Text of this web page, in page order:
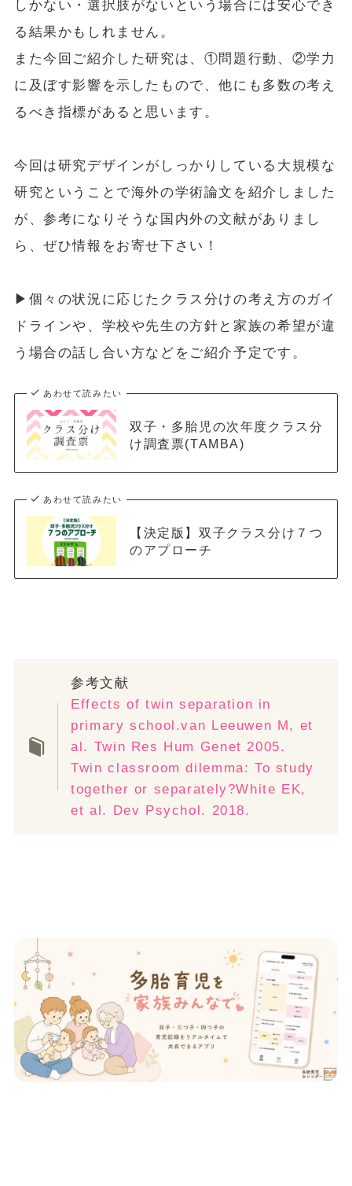
しかない・選択肢がないという場合には安心でき
る結果かもしれません。
また今回ご紹介した研究は、①問題行動、②学力
に及ぼす影響を示したもので、他にも多数の考え
るべき指標があると思います。
今回は研究デザインがしっかりしている大規模な
研究ということで海外の学術論文を紹介しました
が、参考になりそうな国内外の文献がありまし
ら、ぜひ情報をお寄せ下さい！
▶個々の状況に応じたクラス分けの考え方のガイ
ドラインや、学校や先生の方針と家族の希望が違
う場合の話し合い方などをご紹介予定です。
あわせて読みたい
双子・多胎児の次年度クラス分
け調査票(TAMBA)
あわせて読みたい
【決定版】双子クラス分け７つ
のアプローチ
参考文献
Effects of twin separation in
primary school.van Leeuwen M, et
al. Twin Res Hum Genet 2005.
Twin classroom dilemma: To study
together or separately?White EK,
et al. Dev Psychol. 2018.